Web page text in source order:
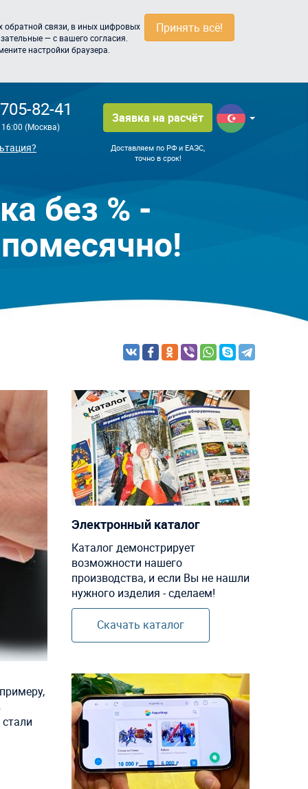
Принять всё!
связи, в иных цифровых
— с вашего согласия.
настройки браузера.
82-41
(Москва)
Заявка на расчёт
Доставляем по РФ и ЕАЭС,
точно в срок!
без % -
Электронный каталог
Каталог демонстрирует
возможности нашего
производства, и если Вы не нашли
нужного изделия - сделаем!
Скачать каталог